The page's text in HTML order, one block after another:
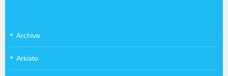
Archive
Arkisto